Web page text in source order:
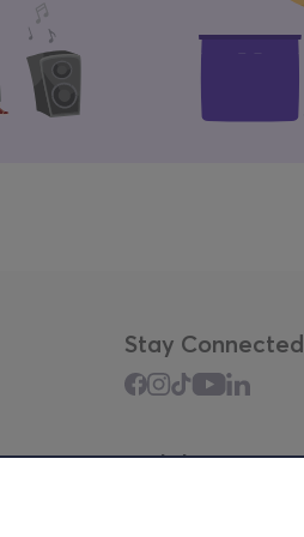
Stay Connected
Mobile app